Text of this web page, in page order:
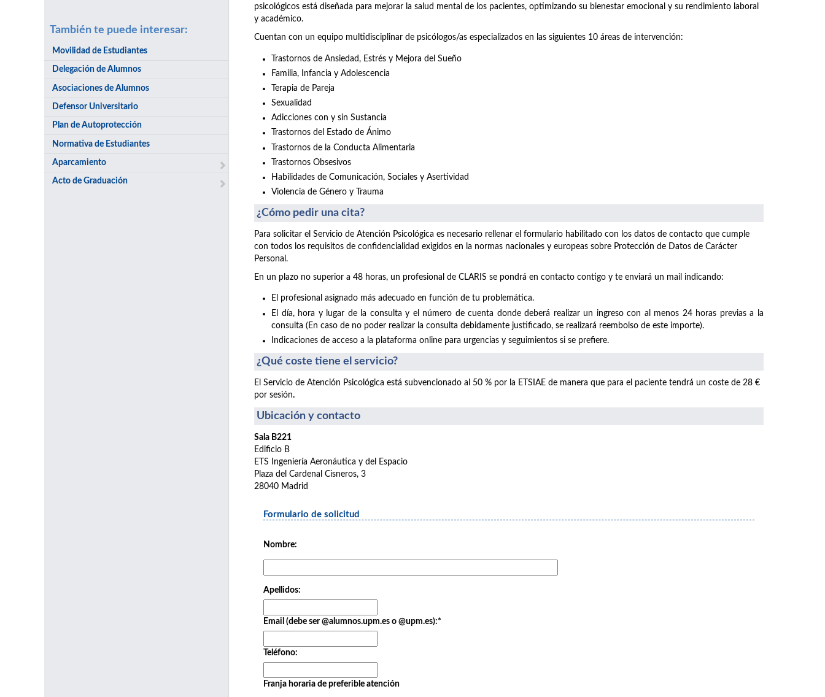
También te puede interesar:
Movilidad de Estudiantes
Delegación de Alumnos
Asociaciones de Alumnos
Defensor Universitario
Plan de Autoprotección
Normativa de Estudiantes
Aparcamiento
Acto de Graduación
psicológicos está diseñada para mejorar la salud mental de los pacientes, optimizando su bienestar emocional y su rendimiento laboral
y académico.
Cuentan con un equipo multidisciplinar de psicólogos/as especializados en las siguientes 10 áreas de intervención:
Trastornos de Ansiedad, Estrés y Mejora del Sueño
Familia, Infancia y Adolescencia
Terapia de Pareja
Sexualidad
Adicciones con y sin Sustancia
Trastornos del Estado de Ánimo
Trastornos de la Conducta Alimentaria
Trastornos Obsesivos
Habilidades de Comunicación, Sociales y Asertividad
Violencia de Género y Trauma
¿Cómo pedir una cita?
Para solicitar el Servicio de Atención Psicológica es necesario rellenar el formulario habilitado con los datos de contacto que cumple
con todos los requisitos de confidencialidad exigidos en la normas nacionales y europeas sobre Protección de Datos de Carácter
Personal.
En un plazo no superior a 48 horas, un profesional de CLARIS se pondrá en contacto contigo y te enviará un mail indicando:
El profesional asignado más adecuado en función de tu problemática.
El día, hora y lugar de la consulta y el número de cuenta donde deberá realizar un ingreso con al menos 24 horas previas a la
consulta (En caso de no poder realizar la consulta debidamente justificado, se realizará reembolso de este importe).
Indicaciones de acceso a la plataforma online para urgencias y seguimientos si se prefiere.
¿Qué coste tiene el servicio?
El Servicio de Atención Psicológica está subvencionado al 50 % por la ETSIAE de manera que para el paciente tendrá un coste de 28 €
por sesión.
Ubicación y contacto
Sala B221
Edificio B
ETS Ingeniería Aeronáutica y del Espacio
Plaza del Cardenal Cisneros, 3
28040 Madrid
Formulario de solicitud
Nombre:
Apellidos:
Email (debe ser @alumnos.upm.es o @upm.es):*
Teléfono:
Franja horaria de preferible atención